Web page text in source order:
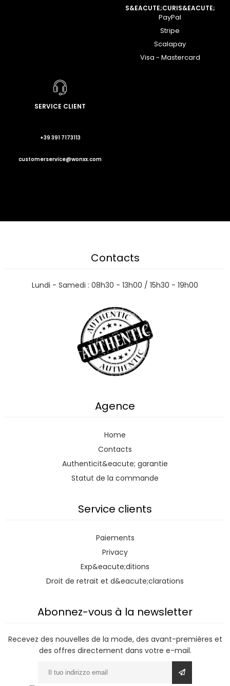
S&EACUTE;CURIS&EACUTE;
PayPal
Stripe
Scalapay
Visa - Mastercard
SERVICE CLIENT
+39 391 7173113
customerservice@wonxx.com
Contacts
Lundi - Samedi : 08h30 - 13h00 / 15h30 - 19h00
Agence
Home
Contacts
Authenticit&eacute; garantie
Statut de la commande
Service clients
Paiements
Privacy
Exp&eacute;ditions
Droit de retrait et d&eacute;clarations
Abonnez-vous à la newsletter
Recevez des nouvelles de la mode, des avant-premières et
des offres directement dans votre e-mail.